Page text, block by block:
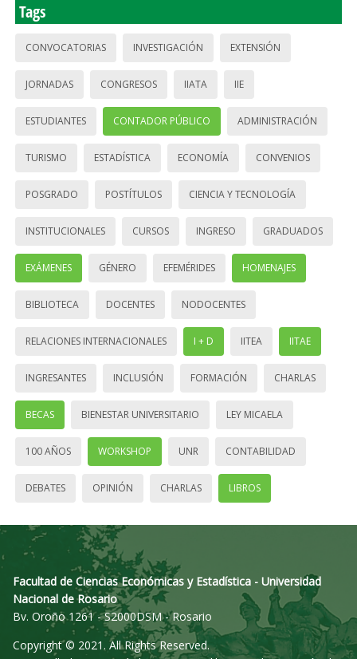
Tags
CONVOCATORIAS INVESTIGACIÓN EXTENSIÓN
JORNADAS CONGRESOS IIATA IIE
ESTUDIANTES CONTADOR PÚBLICO ADMINISTRACIÓN
TURISMO ESTADÍSTICA ECONOMÍA CONVENIOS
POSGRADO POSTÍTULOS CIENCIA Y TECNOLOGÍA
INSTITUCIONALES CURSOS INGRESO GRADUADOS
EXÁMENES GÉNERO EFEMÉRIDES HOMENAJES
BIBLIOTECA DOCENTES NODOCENTES
RELACIONES INTERNACIONALES I + D IITEA IITAE
INGRESANTES INCLUSIÓN FORMACIÓN CHARLAS
BECAS BIENESTAR UNIVERSITARIO LEY MICAELA
100 AÑOS WORKSHOP UNR CONTABILIDAD
DEBATES OPINIÓN CHARLAS LIBROS
Facultad de Ciencias Económicas y Estadística - Universidad
Nacional de Rosario
Bv. Oroño 1261 - S2000DSM - Rosario
Copyright © 2021. All Rights Reserved.